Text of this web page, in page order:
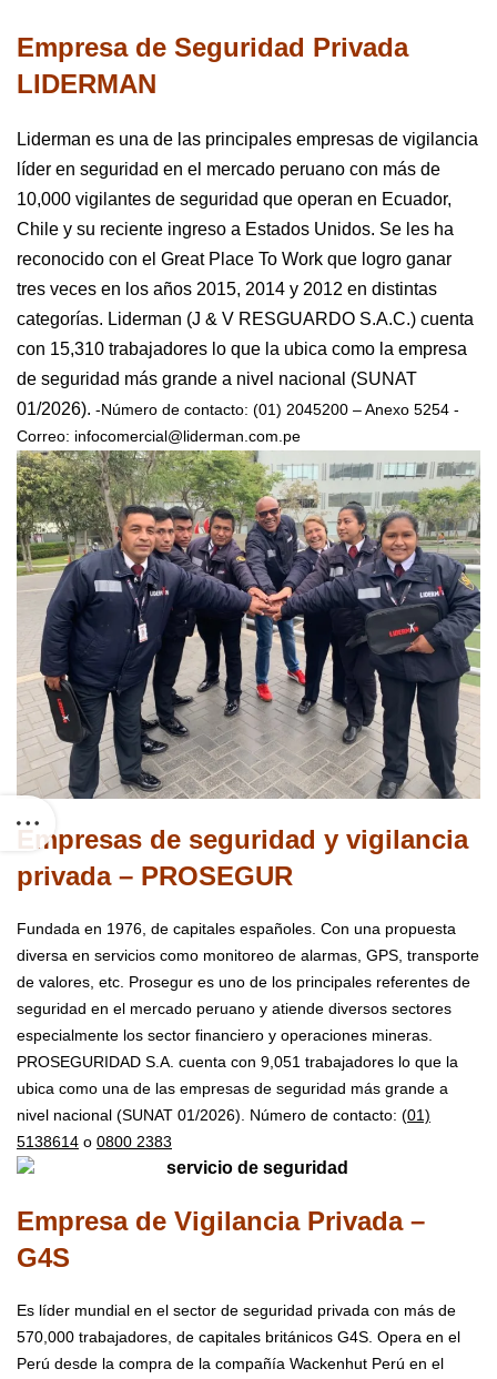
Empresa de Seguridad Privada
LIDERMAN
Liderman es una de las principales empresas de vigilancia
líder en seguridad en el mercado peruano con más de
10,000 vigilantes de seguridad que operan en Ecuador,
Chile y su reciente ingreso a Estados Unidos. Se les ha
reconocido con el Great Place To Work que logro ganar
tres veces en los años 2015, 2014 y 2012 en distintas
categorías. Liderman (J & V RESGUARDO S.A.C.) cuenta
con 15,310 trabajadores lo que la ubica como la empresa
de seguridad más grande a nivel nacional (SUNAT
01/2026). -Número de contacto: (01) 2045200 – Anexo 5254 -
Correo: infocomercial@liderman.com.pe
Empresas de seguridad y vigilancia
privada – PROSEGUR
Fundada en 1976, de capitales españoles. Con una propuesta
diversa en servicios como monitoreo de alarmas, GPS, transporte
de valores, etc. Prosegur es uno de los principales referentes de
seguridad en el mercado peruano y atiende diversos sectores
especialmente los sector financiero y operaciones mineras.
PROSEGURIDAD S.A. cuenta con 9,051 trabajadores lo que la
ubica como una de las empresas de seguridad más grande a
nivel nacional (SUNAT 01/2026).
Número de contacto: (01)
5138614 o 0800 2383
Empresa de Vigilancia Privada –
G4S
Es líder mundial en el sector de seguridad privada con más de
570,000 trabajadores, de capitales británicos G4S. Opera en el
Perú desde la compra de la compañía Wackenhut Perú en el